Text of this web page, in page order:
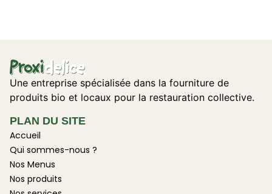
Une entreprise spécialisée dans la fourniture de
produits bio et locaux pour la restauration collective.
PLAN DU SITE
Accueil
Qui sommes-nous ?
Nos Menus
Nos produits